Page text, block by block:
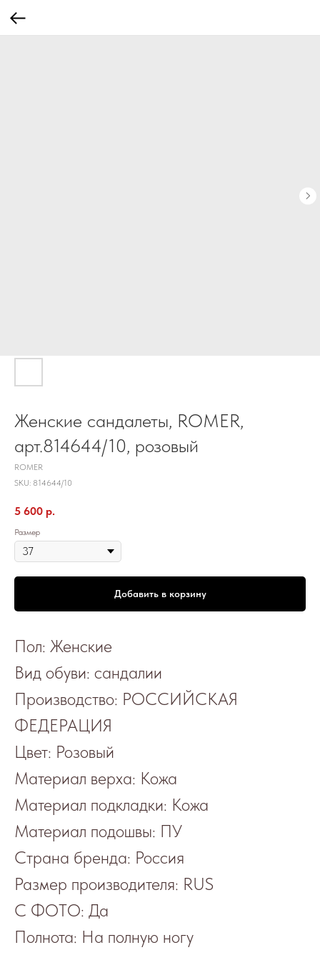
Женские сандалеты, ROMER,
арт.814644/10, розовый
ROMER
SKU: 814644/10
5 600 р.
Размер
Добавить в корзину
Пол: Женские
Вид обуви: сандалии
Производство: РОССИЙСКАЯ
ФЕДЕРАЦИЯ
Цвет: Розовый
Материал верха: Кожа
Материал подкладки: Кожа
Материал подошвы: ПУ
Страна бренда: Россия
Размер производителя: RUS
С ФОТО: Да
Полнота: На полную ногу